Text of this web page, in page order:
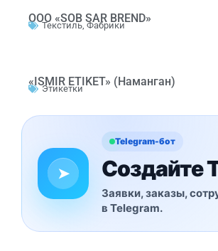
OOO «SOB SAR BREND»
Текстиль, Фабрики
«ISMIR ETIKET» (Наманган)
Этикетки
➤
Telegram-бот
Создайте
Заявки, заказы,
в Telegram.